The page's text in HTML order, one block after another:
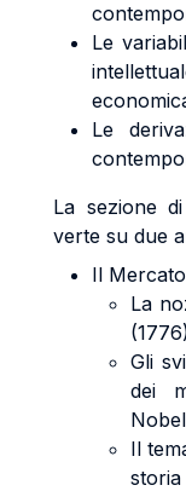
Le
Le
La sezione
verte su due
Il
La
Gli
dei
Il
storia